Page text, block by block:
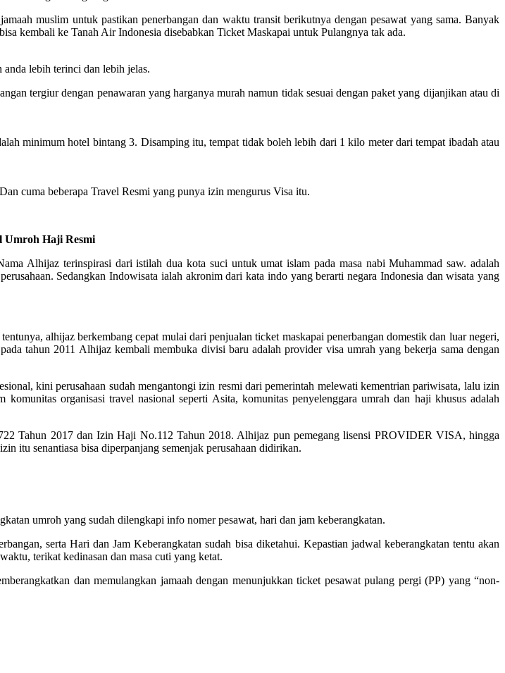
muslim untuk pastikan penerbangan dan waktu transit berikutnya dengan pesawat yang sama. Banyak
kembali ke Tanah Air Indonesia disebabkan Ticket Maskapai untuk Pulangnya tak ada.
lebih terinci dan lebih jelas.
tergiur dengan penawaran yang harganya murah namun tidak sesuai dengan paket yang dijanjikan atau di
minimum hotel bintang 3. Disamping itu, tempat tidak boleh lebih dari 1 kilo meter dari tempat ibadah atau
cuma beberapa Travel Resmi yang punya izin mengurus Visa itu.
Umroh Haji Resmi
Alhijaz terinspirasi dari istilah dua kota suci untuk umat islam pada masa nabi Muhammad saw. adalah
Sedangkan Indowisata ialah akronim dari kata indo yang berarti negara Indonesia dan wisata yang
alhijaz berkembang cepat mulai dari penjualan ticket maskapai penerbangan domestik dan luar negeri,
tahun 2011 Alhijaz kembali membuka divisi baru adalah provider visa umrah yang bekerja sama dengan
kini perusahaan sudah mengantongi izin resmi dari pemerintah melewati kementrian pariwisata, lalu izin
organisasi travel nasional seperti Asita, komunitas penyelenggara umrah dan haji khusus adalah
Tahun 2017 dan Izin Haji No.112 Tahun 2018. Alhijaz pun pemegang lisensi PROVIDER VISA, hingga
itu senantiasa bisa diperpanjang semenjak perusahaan didirikan.
umroh yang sudah dilengkapi info nomer pesawat, hari dan jam keberangkatan.
serta Hari dan Jam Keberangkatan sudah bisa diketahui. Kepastian jadwal keberangkatan tentu akan
terikat kedinasan dan masa cuti yang ketat.
dan memulangkan jamaah dengan menunjukkan ticket pesawat pulang pergi (PP) yang “non-